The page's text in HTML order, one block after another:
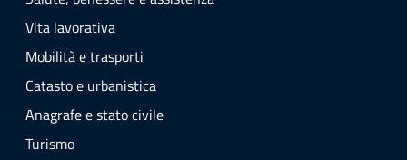
Vita lavorativa
Mobilità e trasporti
Catasto e urbanistica
Anagrafe e stato civile
Turismo